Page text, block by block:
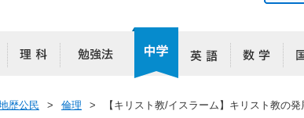
歴公民 倫理 【キリスト教/イスラーム】キリスト教の